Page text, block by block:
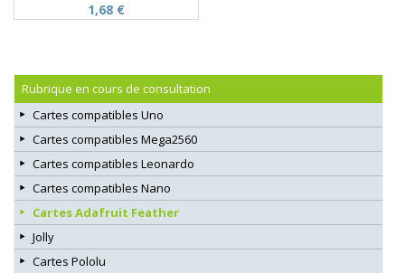
1,68 €
Rubrique en cours de consultation
Cartes compatibles Uno
Cartes compatibles Mega2560
Cartes compatibles Leonardo
Cartes compatibles Nano
Cartes Adafruit Feather
Jolly
Cartes Pololu